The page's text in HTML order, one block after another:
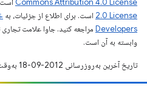
Commons Attribution 4.0 License
2.0 License است. برای اطلاع از جزئیات، به
Developers‏
وابسته به آن است.
تاریخ آخرین به‌روزرسانی 2012-09-18 به‌وقت ساعت هماهنگ جهانی.